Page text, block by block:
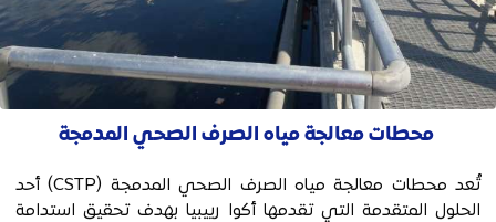
محطات معالجة مياه الصرف الصحي المدمجة
تُعد محطات معالجة مياه الصرف الصحي المدمجة (CSTP)
أحد
الحلول المتقدمة التي تقدمها أكوا رييبيا بهدف تحقيق استدامة